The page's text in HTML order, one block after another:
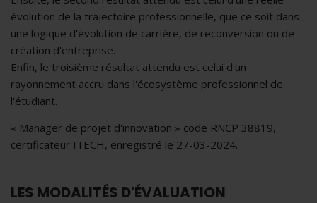
évolution de la trajectoire professionnelle, que ce soit dans
une logique d'évolution de carrière, de reconversion ou de
création d'entreprise.
Enfin, le troisième résultat attendu est celui d'un
rayonnement accru dans l'écosystème professionnel de
l'étudiant.
« Manager de projet d'innovation » code RNCP 38819,
certificateur ITECH, enregistré le 27-03-2024.
LES MODALITÉS D'ÉVALUATION